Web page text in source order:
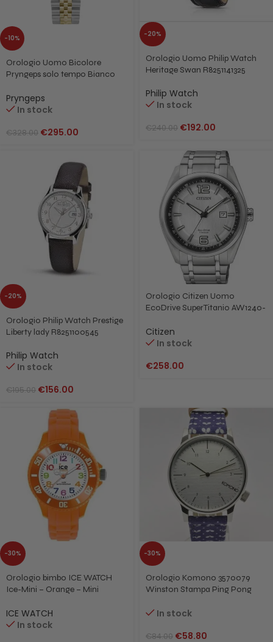
-10%
Orologio Uomo Bicolore
Pryngeps solo tempo Bianco
Pryngeps
In stock
€328.00 €295.00
-20%
Orologio Uomo Philip Watch
Heritage Swan R8251141325
Philip Watch
In stock
€240.00 €192.00
-20%
Orologio Philip Watch Prestige
Liberty lady R8251100545
Philip Watch
In stock
€195.00 €156.00
Orologio Citizen Uomo
EcoDrive SuperTitanio AW1240-
Citizen
In stock
€258.00
-30%
Orologio bimbo ICE WATCH
Ice-Mini – Orange – Mini
ICE WATCH
In stock
-30%
Orologio Komono 3570079
Winston Stampa Ping Pong
In stock
€84.00 €58.80